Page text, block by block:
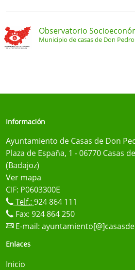
Observatorio
Municipio de casas de Don Pedro
Información
Ayuntamiento de Casas de Don
Plaza de España, 1 - 06770 Casas
(Badajoz)
Ver mapa
CIF: P0603300E
Telf.: 924 864 111
Fax: 924 864 250
E-mail:
Enlaces
Inicio